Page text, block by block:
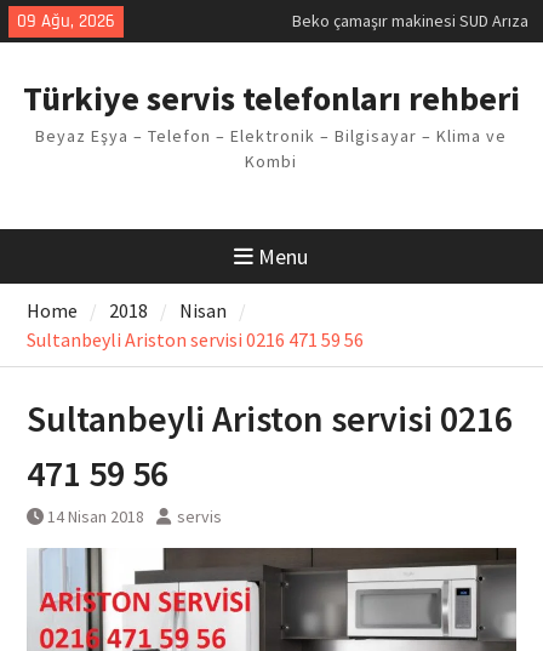
Skip
to
09 Ağu, 2026
Beko çamaşır makinesi SUD Arıza
Kodu
Kodu
Arızası Çözümü
E02 Arıza Kodu Regal kombi
Viessmann kombi F3 Hatası
Çözüm Yöntemleri
Türkiye servis telefonları rehberi
Beyaz Eşya – Telefon – Elektronik – Bilgisayar – Klima ve
Kombi
Menu
Home 2018
Nisan
Sultanbeyli Ariston servisi 0216 471 59 56
Sultanbeyli Ariston servisi 0216
471 59 56
14 Nisan 2018 servis